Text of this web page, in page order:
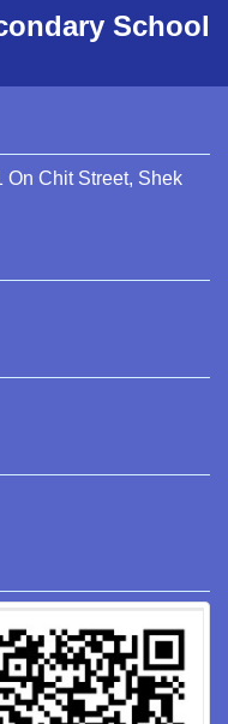
School
On Chit Street, Shek